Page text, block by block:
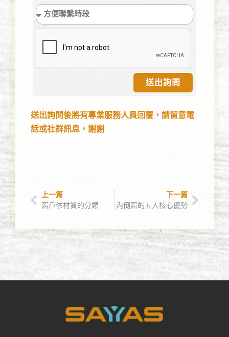
送出詢問
送出詢問後將有專業服務人員回覆，請留意電
話或社群訊息，謝謝
上一篇
窗戶依材質的分類
下一篇
內倒窗的五大核心優勢